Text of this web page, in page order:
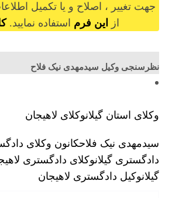
جهت تغییر ، اصلاح و یا تکمیل
از
این فرم استفاده نمایید.
نظرسنجی وکیل سیدمهدی نیک فلاح
وکلای استان گیلانوکلای لاهیجان
سیدمهدی نیک فلاحکانون وکلای
دادگستری گیلانوکلای دادگستری
گیلانوکیل دادگستری لاهیجان